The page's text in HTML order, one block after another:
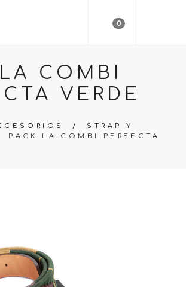
0
COMBI
VERDE
/ STRAP Y
PACK LA COMBI PERFECTA